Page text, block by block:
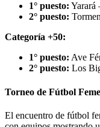
1° puesto: Yarará
2° puesto:
Categoría +50:
1° puesto: Ave
2° puesto: Los
Torneo de Fútbol
El encuentro de fútbol